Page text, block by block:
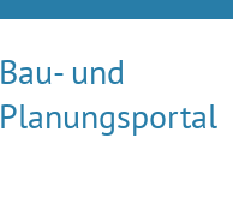
Bau- und
Planungsportal